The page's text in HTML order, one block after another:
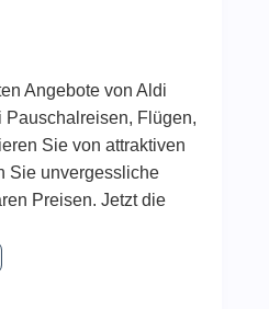
Angebote von Aldi
Pauschalreisen, Flügen,
Sie von attraktiven
Sie unvergessliche
Preisen. Jetzt die